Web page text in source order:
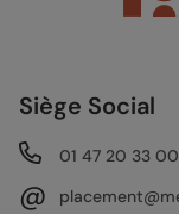
Siège Social
01 47 20 33 00
@